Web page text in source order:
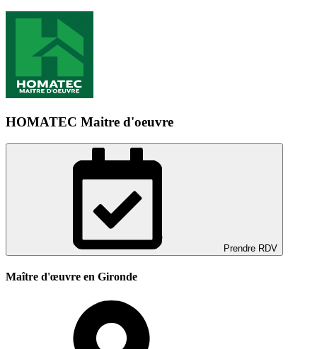
HOMATEC Maitre d'oeuvre
Prendre RDV
Maître d'œuvre en Gironde